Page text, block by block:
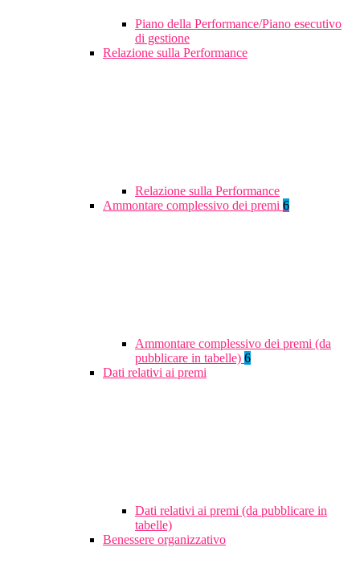
Piano della Performance/Piano esecutivo
di gestione
Relazione sulla Performance
Relazione sulla Performance
Ammontare complessivo dei premi 6
Ammontare complessivo dei premi (da
pubblicare in tabelle) 6
Dati relativi ai premi
Dati relativi ai premi (da pubblicare in
tabelle)
Benessere organizzativo